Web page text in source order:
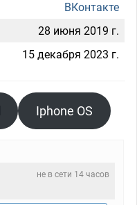
ВКонтакте
28 июня 2019 г.
15 декабря 2023 г.
Iphone OS
не в сети 14 часов